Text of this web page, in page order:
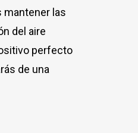
mantener las
del aire
perfecto
de una